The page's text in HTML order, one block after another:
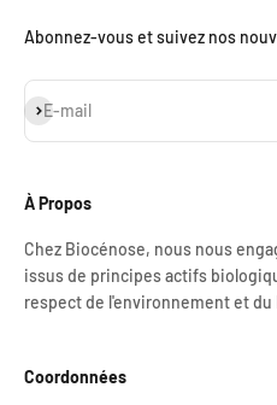
Abonnez-vous et suivez nos
E-mail
S'inscrire
À Propos
Chez Biocénose, nous nous
issus de principes actifs
respect de l'environnement et
Coordonnées